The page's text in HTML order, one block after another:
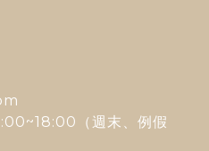
（週末、例假